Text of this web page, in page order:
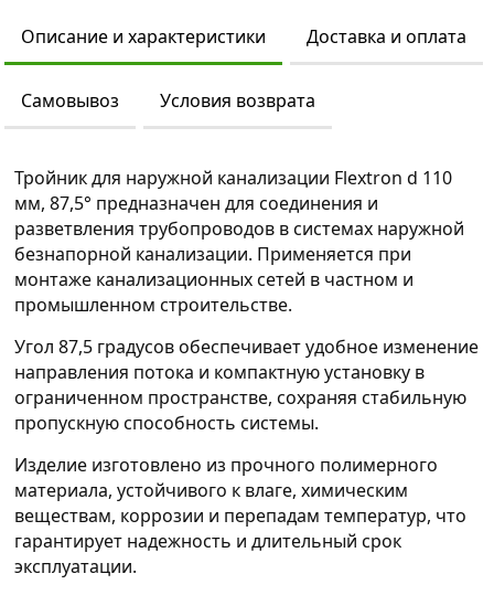
Описание и характеристики Доставка и оплата
Самовывоз Условия возврата
Тройник для наружной канализации Flextron d 110
мм, 87,5° предназначен для соединения и
разветвления трубопроводов в системах наружной
безнапорной канализации. Применяется при
монтаже канализационных сетей в частном и
промышленном строительстве.
Угол 87,5 градусов обеспечивает удобное изменение
направления потока и компактную установку в
ограниченном пространстве, сохраняя стабильную
пропускную способность системы.
Изделие изготовлено из прочного полимерного
материала, устойчивого к влаге, химическим
веществам, коррозии и перепадам температур, что
гарантирует надежность и длительный срок
эксплуатации.